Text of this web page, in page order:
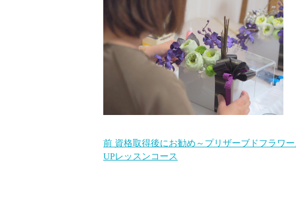
前 資格取得後にお勧め～プリザーブドフラワ
UPレッスンコース